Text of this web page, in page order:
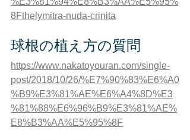
8Fthelymitra-nuda-crinita
球根の植え方の質問
https://www.nakatoyouran.com/single-
post/2018/10/26/%E7%90%83%E6%A0
%B9%E3%81%AE%E6%A4%8D%E3
%81%88%E6%96%B9%E3%81%AE%
E8%B3%AA%E5%95%8F